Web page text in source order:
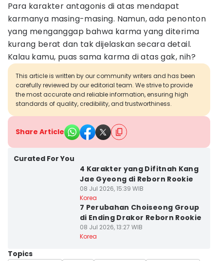
Para karakter antagonis di atas mendapat
karmanya masing-masing. Namun, ada penonton
yang menganggap bahwa karma yang diterima
kurang berat dan tak dijelaskan secara detail.
Kalau kamu, puas sama karma di atas gak, nih?
This article is written by our community writers and has been
carefully reviewed by our editorial team. We strive to provide
the most accurate and reliable information, ensuring high
standards of quality, credibility, and trustworthiness.
Share Article
Curated For You
4 Karakter yang Difitnah Kang
Jae Gyeong di Reborn Rookie
08 Jul 2026, 15:39 WIB
Korea
7 Perubahan Choiseong Group
di Ending Drakor Reborn Rookie
08 Jul 2026, 13:27 WIB
Korea
Topics